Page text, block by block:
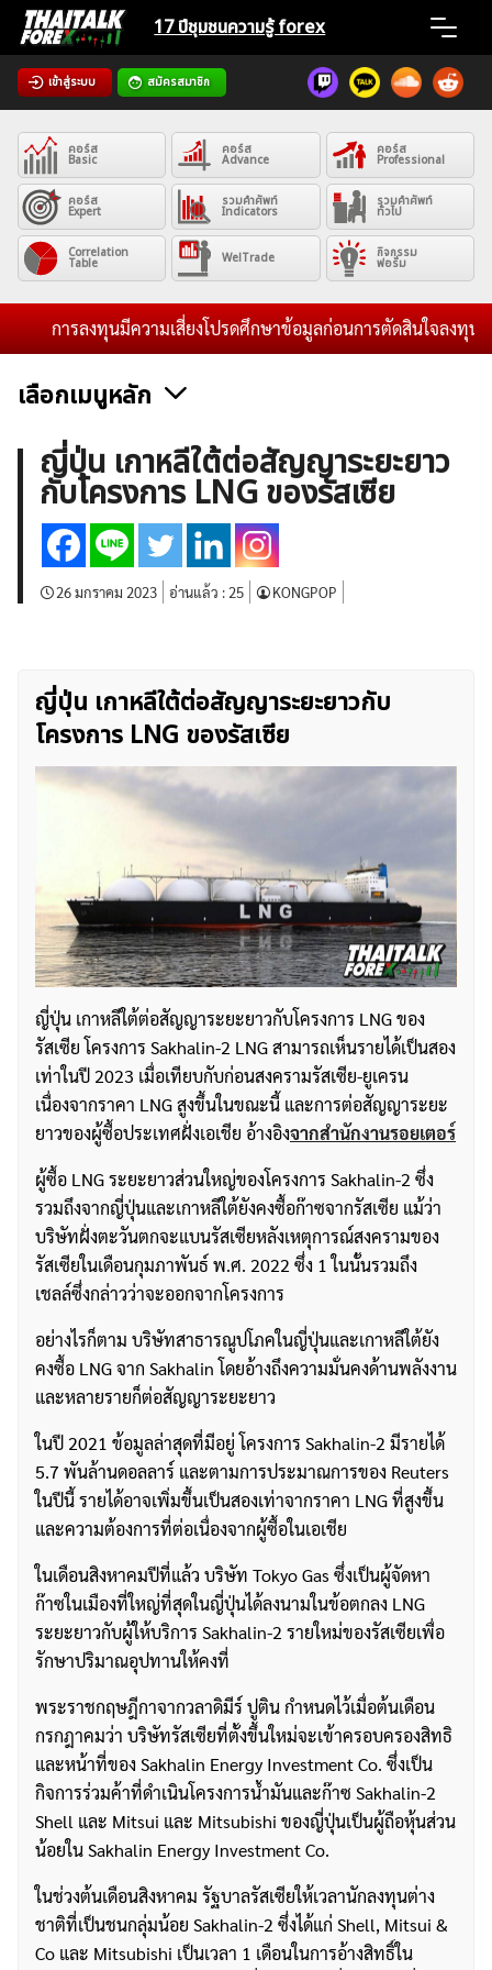
Skip
content
17 ปีชุมชนความรู้ forex
เข้าสู่ระบบ สมัครสมาชิก
Home
News
Articles
VPS Register
ค้นหา
สำหรับ:
คอร์ส
Basic
คอร์ส
Advance
คอร์ส
Professional
คอร์ส
Expert
รวมคำศัพท์
Indicators
รวมคำศัพท์
ทั่วไป
Correlation
Table WelTrade กิจกรรม
ฟอรั่ม
การลงทุนมีความเสี่ยงโปรดศึกษาข้อมูลก่อนการตัดสินใจลงทุน แล
เลือกเมนูหลัก
ข่าวฟอเร็กซ์และสกุลเงิน คริปโตเคอร์เรนซี
ฟรีซิกแนล รายวัน
บทวิเคราะห์
เศรษฐกิจทั่วไป ดัชนี-หุ้น
พันธบัตร
สินค้าโภคภัณฑ์
โบรกเกอร์ FX
โปรโมชั่น Forex
กองทุน Forex
ฟรี EA
ญี่ปุ่น เกาหลีใต้ต่อสัญญาระยะยาว
กับโครงการ LNG ของรัสเซีย
26 มกราคม 2023 อ่านแล้ว :25 KONGPOP
ญี่ปุ่น เกาหลีใต้ต่อสัญญาระยะยาวกับ
โครงการ LNG ของรัสเซีย
ญี่ปุ่น เกาหลีใต้ต่อสัญญาระยะยาวกับโครงการ LNG ของ
รัสเซีย โครงการ Sakhalin-2 LNG สามารถเห็นรายได้เป็นสอง
เท่าในปี 2023 เมื่อเทียบกับก่อนสงครามรัสเซีย-ยูเครน
เนื่องจากราคา LNG สูงขึ้นในขณะนี้ และการต่อสัญญาระยะ
ยาวของผู้ซื้อประเทศฝั่งเอเชีย อ้างอิงจากสำนักงานรอยเตอร์
ผู้ซื้อ LNG ระยะยาวส่วนใหญ่ของโครงการ Sakhalin-2 ซึ่ง
รวมถึงจากญี่ปุ่นและเกาหลีใต้ยังคงซื้อก๊าซจากรัสเซีย แม้ว่า
บริษัทฝั่งตะวันตกจะแบนรัสเซียหลังเหตุการณ์สงครามของ
รัสเซียในเดือนกุมภาพันธ์ พ.ศ. 2022 ซึ่ง 1 ในนั้นรวมถึง
เชลล์ซึ่งกล่าวว่าจะออกจากโครงการ
อย่างไรก็ตาม บริษัทสาธารณูปโภคในญี่ปุ่นและเกาหลีใต้ยัง
คงซื้อ LNG จาก Sakhalin โดยอ้างถึงความมั่นคงด้านพลังงาน
และหลายรายก็ต่อสัญญาระยะยาว
ในปี 2021 ข้อมูลล่าสุดที่มีอยู่ โครงการ Sakhalin-2 มีรายได้
5.7 พันล้านดอลลาร์ และตามการประมาณการของ Reuters
ในปีนี้ รายได้อาจเพิ่มขึ้นเป็นสองเท่าจากราคา LNG ที่สูงขึ้น
และความต้องการที่ต่อเนื่องจากผู้ซื้อในเอเชีย
ในเดือนสิงหาคมปีที่แล้ว บริษัท Tokyo Gas ซึ่งเป็นผู้จัดหา
ก๊าซในเมืองที่ใหญ่ที่สุดในญี่ปุ่นได้ลงนามในข้อตกลง LNG
ระยะยาวกับผู้ให้บริการ Sakhalin-2 รายใหม่ของรัสเซียเพื่อ
รักษาปริมาณอุปทานให้คงที่
พระราชกฤษฎีกาจากวลาดิมีร์ ปูติน กำหนดไว้เมื่อต้นเดือน
กรกฎาคมว่า บริษัทรัสเซียที่ตั้งขึ้นใหม่จะเข้าครอบครองสิทธิ
และหน้าที่ของ Sakhalin Energy Investment Co. ซึ่งเป็น
กิจการร่วมค้าที่ดำเนินโครงการน้ำมันและก๊าซ Sakhalin-2
Shell และ Mitsui และ Mitsubishi ของญี่ปุ่นเป็นผู้ถือหุ้นส่วน
น้อยใน Sakhalin Energy Investment Co.
ในช่วงต้นเดือนสิงหาคม รัฐบาลรัสเซียให้เวลานักลงทุนต่าง
ชาติที่เป็นชนกลุ่มน้อย Sakhalin-2 ซึ่งได้แก่ Shell, Mitsui &
Co และ Mitsubishi เป็นเวลา 1 เดือนในการอ้างสิทธิ์ใน